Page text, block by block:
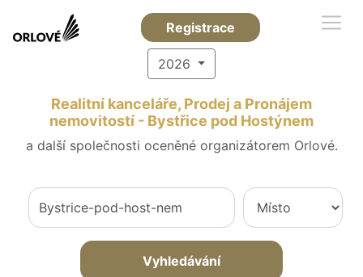
Registrace
2026
Realitní kanceláře, Prodej a Pronájem
nemovitostí - Bystřice pod Hostýnem
a další společnosti oceněné organizátorem Orlové.
Vyhledávání